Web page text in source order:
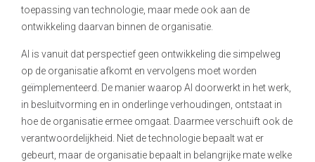
toepassing van technologie, maar mede ook aan de
ontwikkeling daarvan binnen de organisatie.
AI is vanuit dat perspectief geen ontwikkeling die simpelweg
op de organisatie afkomt en vervolgens moet worden
geïmplementeerd. De manier waarop AI doorwerkt in het werk,
in besluitvorming en in onderlinge verhoudingen, ontstaat in
hoe de organisatie ermee omgaat. Daarmee verschuift ook de
verantwoordelijkheid. Niet de technologie bepaalt wat er
gebeurt, maar de organisatie bepaalt in belangrijke mate welke